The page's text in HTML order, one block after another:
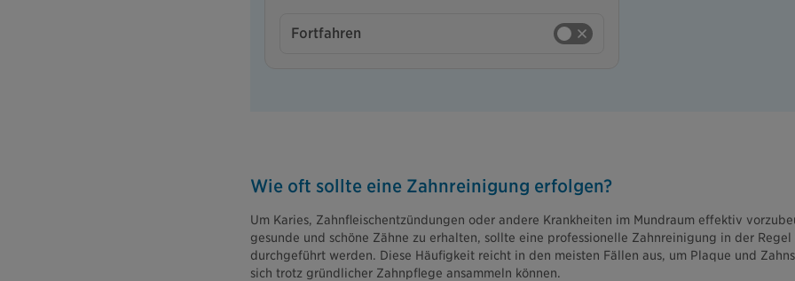
Fortfahren
Wie oft sollte eine Zahnreinigung erfolgen?
Um Karies, Zahnfleischentzündungen oder andere Krankheiten im Mundraum effektiv
gesunde und schöne Zähne zu erhalten, sollte eine professionelle Zahnreinigung in der Regel
durchgeführt werden. Diese Häufigkeit reicht in den meisten Fällen aus, um Plaque und
sich trotz gründlicher Zahnpflege ansammeln können.